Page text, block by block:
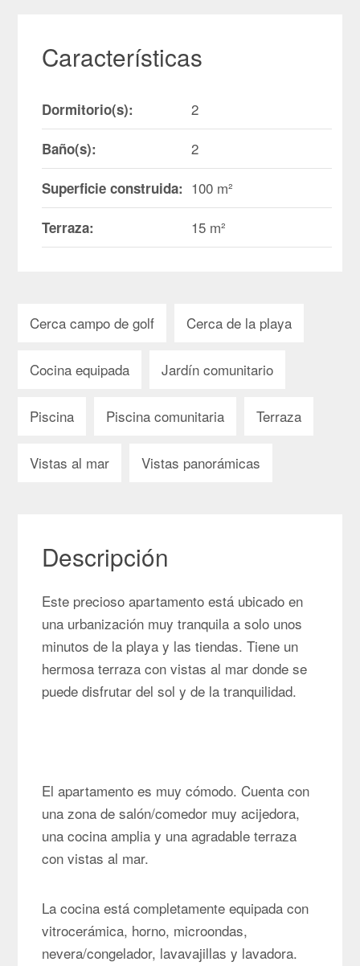
Características
Dormitorio(s): 2
Baño(s): 2
Superficie construida: 100 m²
Terraza: 15 m²
Cerca campo de golf Cerca de la playa
Cocina equipada Jardín comunitario
Piscina Piscina comunitaria Terraza
Vistas al mar Vistas panorámicas
Descripción
Este precioso apartamento está ubicado en
una urbanización muy tranquila a solo unos
minutos de la playa y las tiendas. Tiene un
hermosa terraza con vistas al mar donde se
puede disfrutar del sol y de la tranquilidad.
El apartamento es muy cómodo. Cuenta con
una zona de salón/comedor muy acijedora,
una cocina amplia y una agradable terraza
con vistas al mar.
La cocina está completamente equipada con
vitrocerámica, horno, microondas,
nevera/congelador, lavavajillas y lavadora.